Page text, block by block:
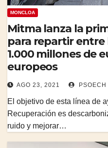
MONCLOA
Mitma lanza la
para repartir
1.000 millones de
europeos
AGO 23, 2021 PSOECH
El objetivo de esta línea de
Recuperación es
ruido y mejorar…